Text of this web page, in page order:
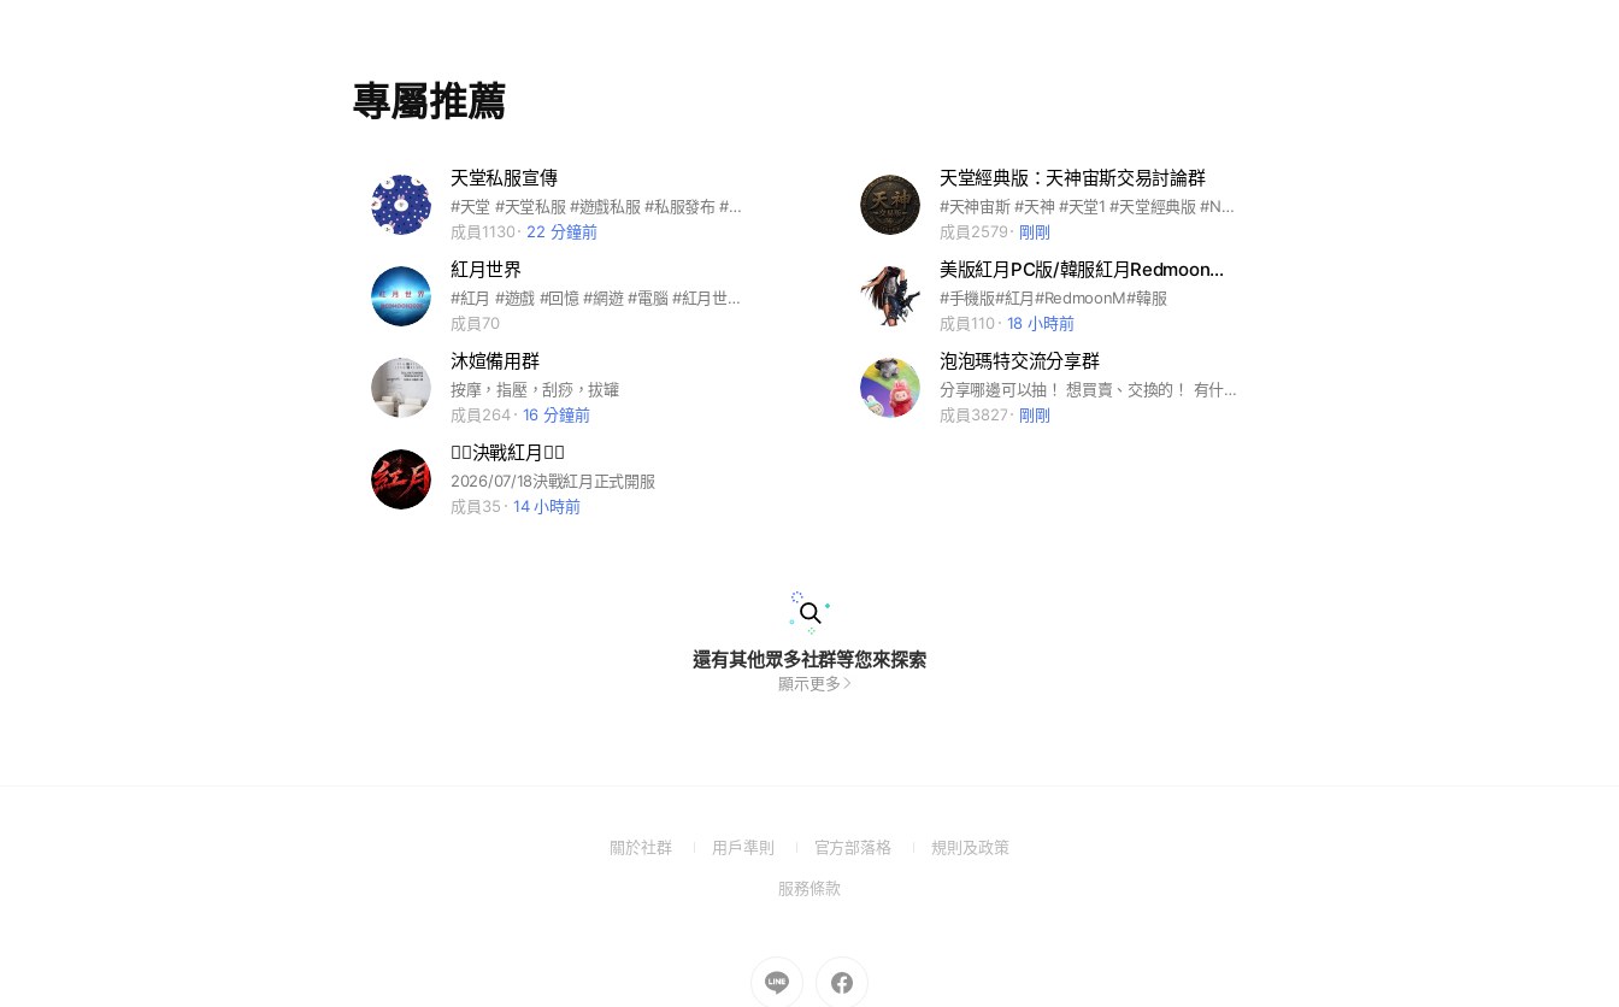
專屬推薦
天堂私服宣傳
#天堂 #天堂私服 #遊戲私服 #私服發布 #私服123 #推廣 #推文 #私服宣傳 #私服 #私服開機
成員1130
22 分鐘前
天堂經典版：天神宙斯交易討論群
#天神宙斯 #天神 #天堂1 #天堂經典版 #NC #經典版 #討論 #伺服器 #RPG #公會 #組隊 #直播主
成員2579
剛剛
紅月世界
#紅月 #遊戲 #回憶 #網遊 #電腦 #紅月世界 #電腦遊戲 #老遊戲 #紅月傳說
成員70
美版紅月PC版/韓服紅月Redmoon手遊版討論群
#手機版#紅月#RedmoonM#韓服
成員110
18 小時前
沐媗備用群
按摩，指壓，刮痧，拔罐
成員264
16 分鐘前
泡泡瑪特交流分享群
分享哪邊可以抽！ 想買賣、交換的！ 有什麼好康的都可以在上面互相分享 歡迎歡迎！ 不要吵架也不要有詐騙！ 一旦發生就請離開！
成員3827
剛剛
❤️‍🔥決戰紅月❤️‍🔥
2026/07/18決戰紅月正式開服
成員35
14 小時前
還有其他眾多社群等您來探索
顯示更多
關於社群
(Open用戶準則
(Open
a
官方部落格
(Open規則及政策(Open
服務條款(Open
window)
Go
to
Go
to